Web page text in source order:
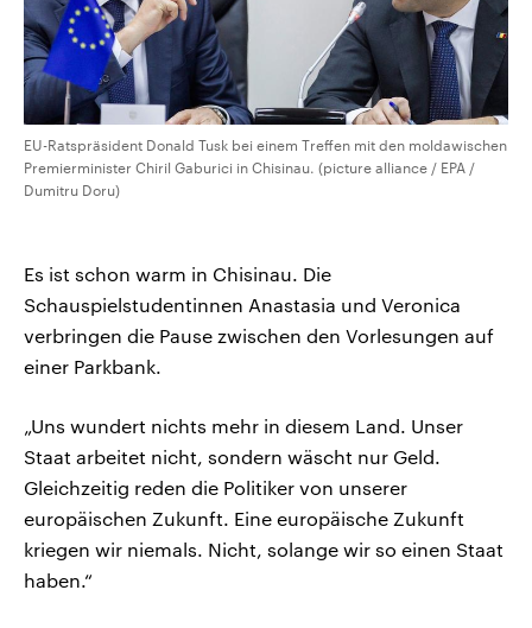
EU-Ratspräsident Donald Tusk bei einem Treffen mit den moldawischen
Premierminister Chiril Gaburici in Chisinau. (picture alliance / EPA /
Dumitru Doru)
Es ist schon warm in Chisinau. Die
Schauspielstudentinnen Anastasia und Veronica
verbringen die Pause zwischen den Vorlesungen auf
einer Parkbank.
„Uns wundert nichts mehr in diesem Land. Unser
Staat arbeitet nicht, sondern wäscht nur Geld.
Gleichzeitig reden die Politiker von unserer
europäischen Zukunft. Eine europäische Zukunft
kriegen wir niemals. Nicht, solange wir so einen Staat
haben.“